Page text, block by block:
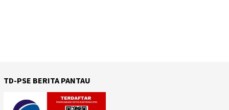
TD-PSE BERITA PANTAU